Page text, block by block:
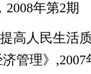
2008年第2期
高人民生活
管理》,2007